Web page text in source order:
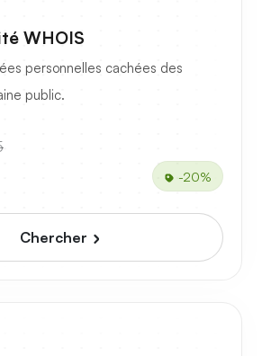
WHOIS
personnelles cachées des
public.
-20%
Chercher